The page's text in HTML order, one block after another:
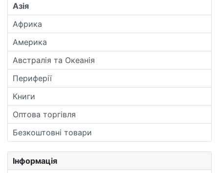
Азія
Африка
Америка
Австралія та Океанія
Периферії
Книги
Оптова торгівля
Безкоштовні товари
Інформація